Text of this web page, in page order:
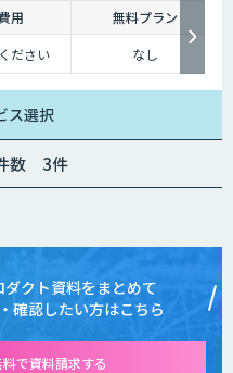
用
無料プラン
ださい なし
ス選択
数 3件
ダクト資料をまとめて
確認したい方はこちら
で資料請求する